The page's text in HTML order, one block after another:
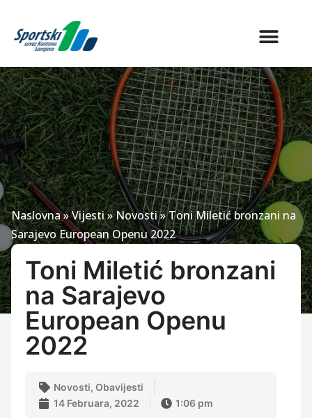
Naslovna»Vijesti»Novosti»Toni Miletić bronzani na
Sarajevo European Openu 2022
Toni Miletić bronzani
na Sarajevo
European Openu
2022
Novosti, Obavijesti
14 Februara, 2022
1:06 pm